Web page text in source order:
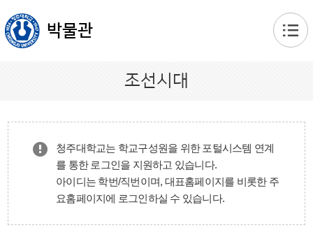
박물관
조선시대
청주대학교는 학교구성원을 위한 포털시스템 연계
를 통한 로그인을 지원하고 있습니다.
아이디는 학번/직번이며, 대표홈페이지를 비롯한 주
요홈페이지에 로그인하실 수 있습니다.